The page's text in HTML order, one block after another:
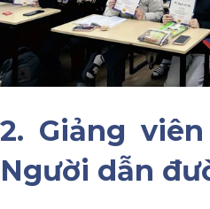
2. Giảng
Người dẫn